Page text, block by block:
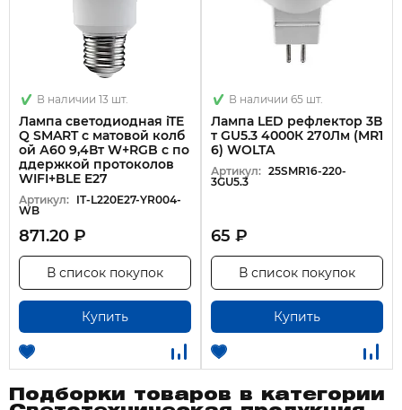
В наличии 13 шт.
Лампа светодиодная iTE
Q SMART с матовой колб
ой А60 9,4Вт W+RGB с по
ддержкой протоколов
WIFI+BLE E27
Артикул: IT-L220E27-YR004-
WB
871.20 ₽
Купить
В список покупок
В наличии 65 шт.
Лампа LED рефлектор 3В
т GU5.3 4000К 270Лм (MR1
6) WOLTA
Артикул: 25SMR16-220-
3GU5.3
65 ₽
Купить
В список покупок
Подборки товаров в категории